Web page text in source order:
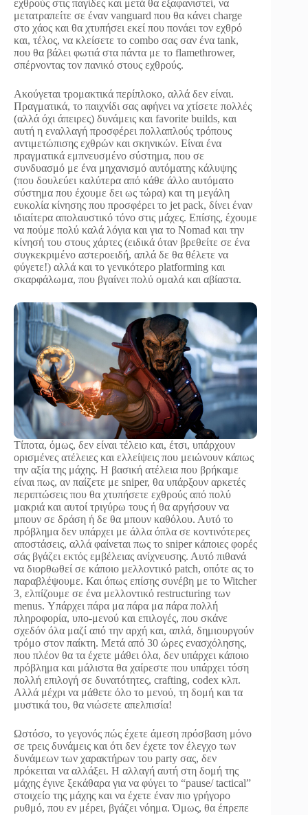
εχθρούς στις παγίδες και μετά θα εξαφανιστεί, να
μετατραπείτε σε έναν vanguard που θα κάνει charge
στο χάος και θα χτυπήσει εκεί που πονάει τον εχθρό
και, τέλος, να κλείσετε το combo σας σαν ένα tank,
που θα βάλει φωτιά στα πάντα με το flamethrower,
σπέρνοντας τον πανικό στους εχθρούς.
Ακούγεται τρομακτικά περίπλοκο, αλλά δεν είναι.
Πραγματικά, το παιχνίδι σας αφήνει να χτίσετε πολλές
(αλλά όχι άπειρες) δυνάμεις και favorite builds, και
αυτή η εναλλαγή προσφέρει πολλαπλούς τρόπους
αντιμετώπισης εχθρών και σκηνικών. Είναι ένα
πραγματικά εμπνευσμένο σύστημα, που σε
συνδυασμό με ένα μηχανισμό αυτόματης κάλυψης
(που δουλεύει καλύτερα από κάθε άλλο αυτόματο
σύστημα που έχουμε δει ως τώρα) και τη μεγάλη
ευκολία κίνησης που προσφέρει το jet pack, δίνει έναν
ιδιαίτερα απολαυστικό τόνο στις μάχες. Επίσης, έχουμε
να πούμε πολύ καλά λόγια και για το Nomad και την
κίνησή του στους χάρτες (ειδικά όταν βρεθείτε σε ένα
συγκεκριμένο αστεροειδή, απλά δε θα θέλετε να
φύγετε!) αλλά και το γενικότερο platforming και
σκαρφάλωμα, που βγαίνει πολύ ομαλά και αβίαστα.
Τίποτα, όμως, δεν είναι τέλειο και, έτσι, υπάρχουν
ορισμένες ατέλειες και ελλείψεις που μειώνουν κάπως
την αξία της μάχης. Η βασική ατέλεια που βρήκαμε
είναι πως, αν παίζετε με sniper, θα υπάρξουν αρκετές
περιπτώσεις που θα χτυπήσετε εχθρούς από πολύ
μακριά και αυτοί τριγύρω τους ή θα αργήσουν να
μπουν σε δράση ή δε θα μπουν καθόλου. Αυτό το
πρόβλημα δεν υπάρχει με άλλα όπλα σε κοντινότερες
αποστάσεις, αλλά φαίνεται πως το sniper κάποιες φορές
σάς βγάζει εκτός εμβέλειας ανίχνευσης. Αυτό πιθανά
να διορθωθεί σε κάποιο μελλοντικό patch, οπότε ας το
παραβλέψουμε. Και όπως επίσης συνέβη με το Witcher
3, ελπίζουμε σε ένα μελλοντικό restructuring των
menus. Υπάρχει πάρα μα πάρα μα πάρα πολλή
πληροφορία, υπο-μενού και επιλογές, που σκάνε
σχεδόν όλα μαζί από την αρχή και, απλά, δημιουργούν
τρόμο στον παίκτη. Μετά από 30 ώρες ενασχόλησης,
που πλέον θα τα έχετε μάθει όλα, δεν υπάρχει κάποιο
πρόβλημα και μάλιστα θα χαίρεστε που υπάρχει τόση
πολλή επιλογή σε δυνατότητες, crafting, codex κλπ.
Αλλά μέχρι να μάθετε όλο το μενού, τη δομή και τα
μυστικά του, θα νιώσετε απελπισία!
Ωστόσο, το γεγονός πώς έχετε άμεση πρόσβαση μόνο
σε τρεις δυνάμεις και ότι δεν έχετε τον έλεγχο των
δυνάμεων των χαρακτήρων του party σας, δεν
πρόκειται να αλλάξει. Η αλλαγή αυτή στη δομή της
μάχης έγινε ξεκάθαρα για να φύγει το “pause/ tactical”
στοιχείο της μάχης και να έχετε έναν πιο γρήγορο
ρυθμό, που εν μέρει, βγάζει νόημα. Όμως, θα έπρεπε